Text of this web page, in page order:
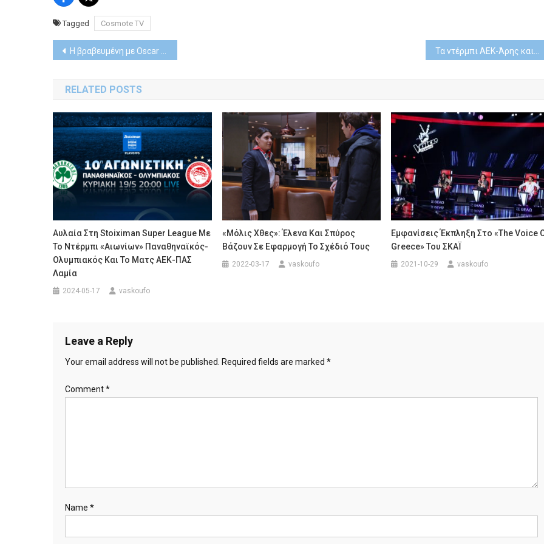
Tagged Cosmote TV
Post
navigation
H βραβευμένη με Oscar καλύτερης ξενόγλωσσης ταινίας «I’m still here» στη Sunday Premiere της Nova
RELATED POSTS
Αυλαία Στη Stoiximan Super League Με
Το Ντέρμπι «αιωνίων» Παναθηναϊκός-
Ολυμπιακός Και Το Ματς ΑΕΚ-ΠΑΣ
Λαμία
2024-05-17 vaskoufo
«Μόλις Χθες»: Έλενα Και Σπύρος
Βάζουν Σε Εφαρμογή Το Σχέδιό Τους
2022-03-17 vaskoufo
Εμφανίσεις Έκπληξη Στο «The Voice
Greece» Του ΣΚΑΪ
2021-10-29 vaskoufo
Leave a Reply
Your email address will not be published. Required fields are marked *
Comment*
Name *